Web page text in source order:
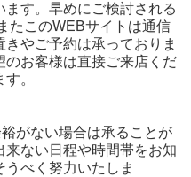
す。早めにご検討される
たこのWEBサイトは通信
やご予約は承っておりま
お客様は直接ご来店くだ
。
がない場合は承ることが
ない日程や時間帯をお知
うべく努力いたしま